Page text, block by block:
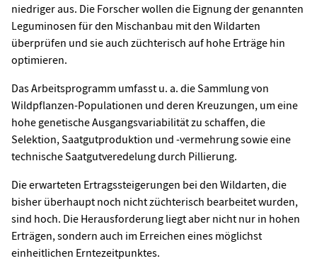
niedriger aus. Die Forscher wollen die Eignung der genannten
Leguminosen für den Mischanbau mit den Wildarten
überprüfen und sie auch züchterisch auf hohe Erträge hin
optimieren.
Das Arbeitsprogramm umfasst u. a. die Sammlung von
Wildpflanzen-Populationen und deren Kreuzungen, um eine
hohe genetische Ausgangsvariabilität zu schaffen, die
Selektion, Saatgutproduktion und -vermehrung sowie eine
technische Saatgutveredelung durch Pillierung.
Die erwarteten Ertragssteigerungen bei den Wildarten, die
bisher überhaupt noch nicht züchterisch bearbeitet wurden,
sind hoch. Die Herausforderung liegt aber nicht nur in hohen
Erträgen, sondern auch im Erreichen eines möglichst
einheitlichen Erntezeitpunktes.